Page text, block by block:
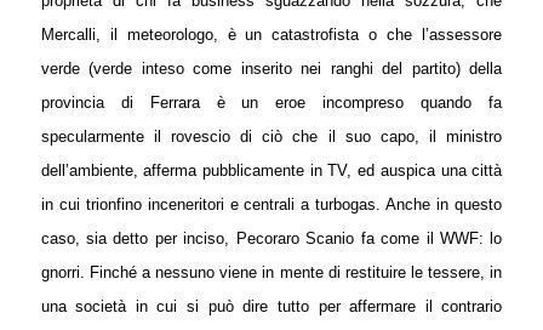
Mercalli, il meteorologo, è un catastrofista o che l’assessore
verde (verde inteso come inserito nei ranghi del partito) della
provincia di Ferrara è un eroe incompreso quando fa
specularmente il rovescio di ciò che il suo capo, il ministro
dell’ambiente, afferma pubblicamente in TV, ed auspica una città
in cui trionfino inceneritori e centrali a turbogas. Anche in questo
caso, sia detto per inciso, Pecoraro Scanio fa come il WWF: lo
gnorri. Finché a nessuno viene in mente di restituire le tessere, in
una società in cui si può dire tutto per affermare il contrario